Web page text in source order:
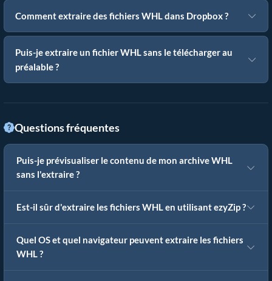
Comment extraire des fichiers WHL dans Dropbox ?
Puis-je extraire un fichier WHL sans le télécharger au
préalable ?
Questions fréquentes
Puis-je prévisualiser le contenu de mon archive WHL
sans l'extraire ?
Est-il sûr d'extraire les fichiers WHL en utilisant ezyZip ?
Quel OS et quel navigateur peuvent extraire les fichiers
WHL ?